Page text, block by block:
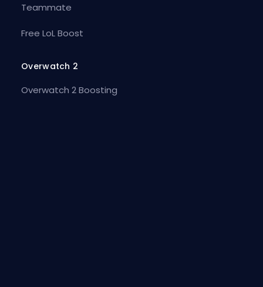
Teammate
Free LoL Boost
Overwatch 2
Overwatch 2 Boosting